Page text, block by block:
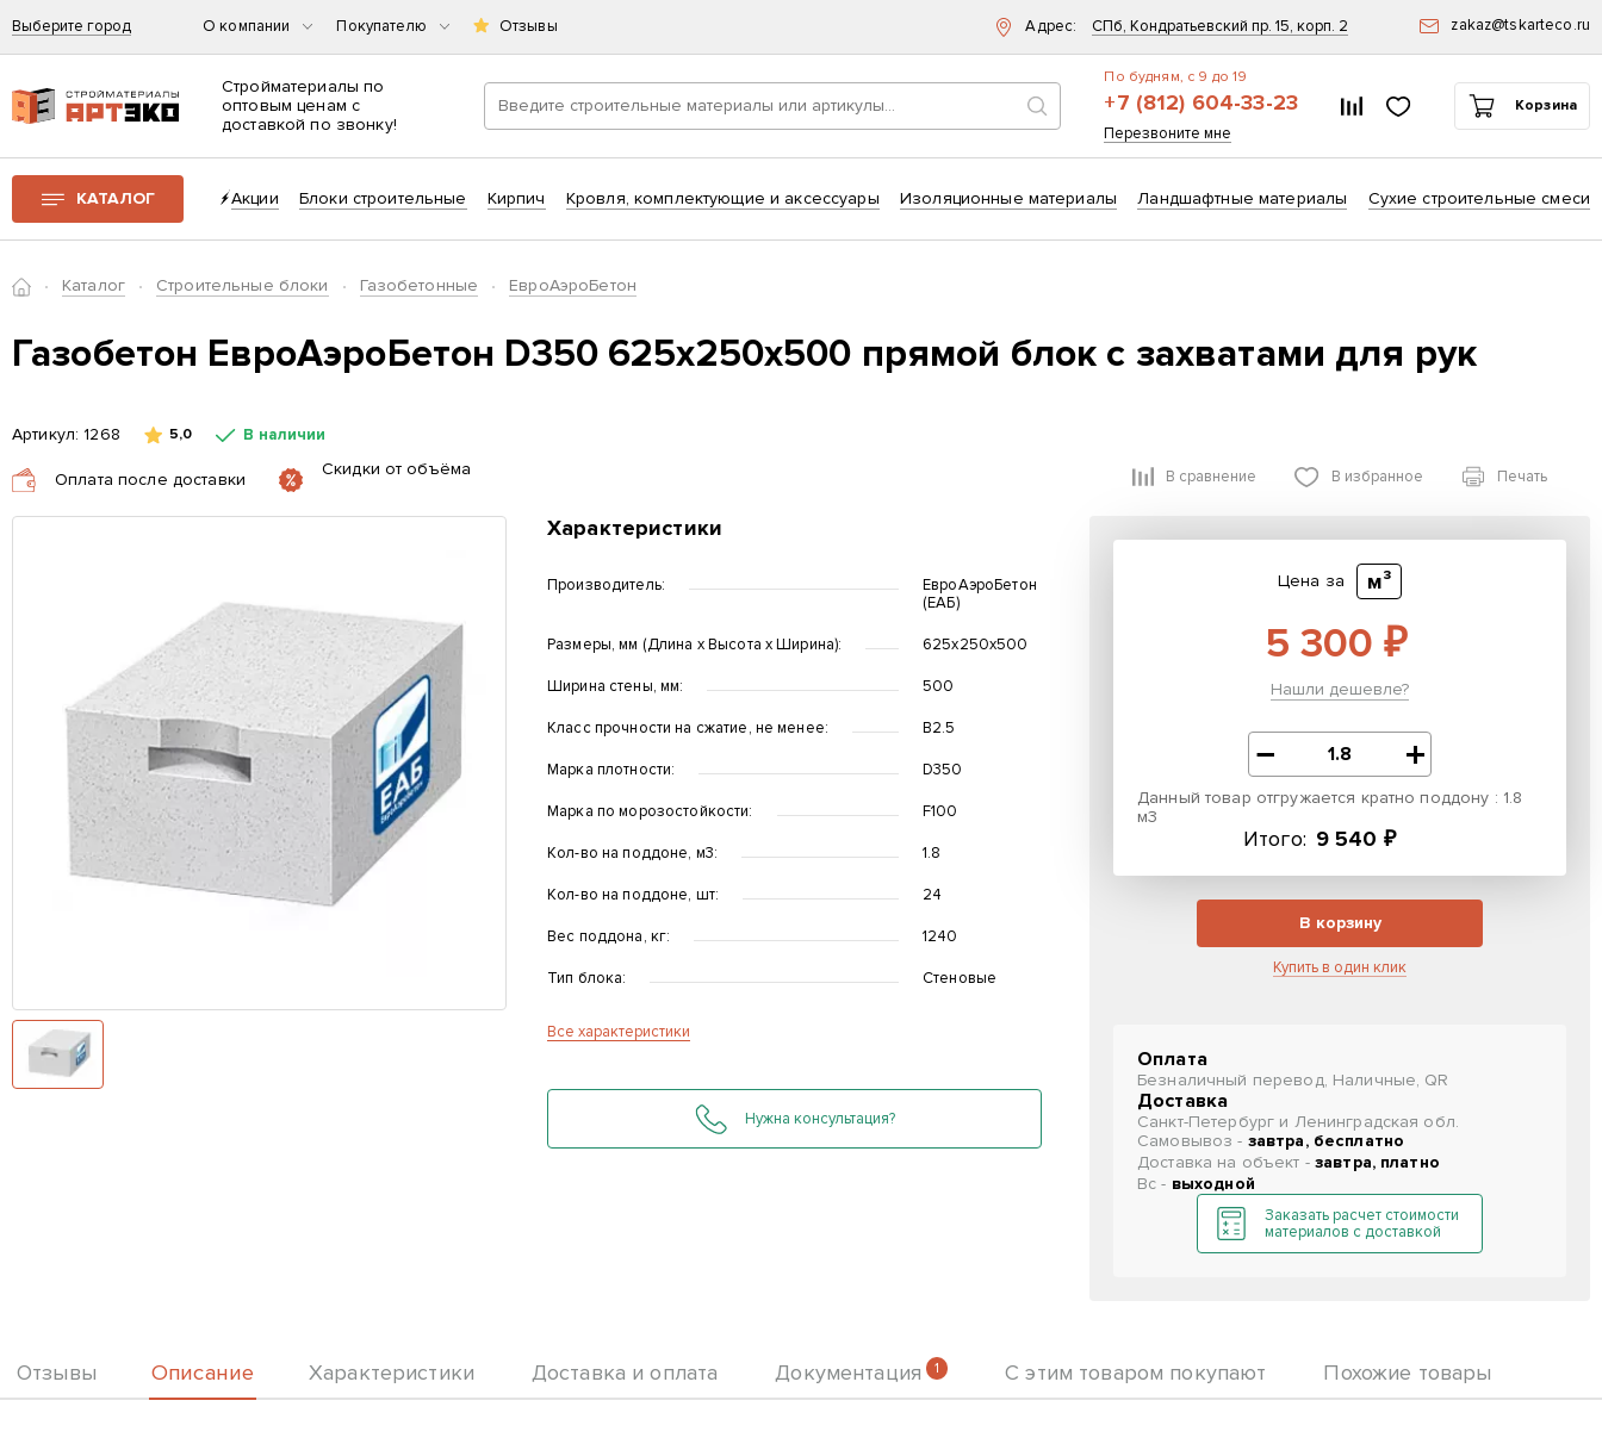
Выберите город О компании Покупателю Отзывы Адрес: СПб, Кондратьевский пр. 15, корп. 2 zakaz@tskarteco.ru
Интернет-магазин строительных материалов «АРТЭКО»
Стройматериалы по
оптовым ценам с
доставкой по звонку!
Поиск
По будням, с 9 до 19
+7 (812) 604-33-23
Перезвоните мне
Список сравнения
Избранное Корзина
КАТАЛОГ Акции Блоки строительные Кирпич Кровля, комплектующие и аксессуары Изоляционные материалы Ландшафтные материалы Сухие строительные смеси
ГлавнаяКаталог Cтроительные блоки Газобетонные ЕвроАэроБетон
Газобетон ЕвроАэроБетон D350 625х250х500 прямой блок с захватами для рук
Артикул:1268 5,0 В наличии
Оплата после доставки
Скидки от объёма
Характеристики
Производитель:
ЕвроАэроБетон
(ЕАБ)
Размеры, мм (Длина x Высота x Ширина): 625х250х500
Ширина стены, мм: 500
Класс прочности на сжатие, не менее: B2.5
Марка плотности: D350
Марка по морозостойкости: F100
Кол-во на поддоне, м3: 1.8
Кол-во на поддоне, шт: 24
Вес поддона, кг: 1240
Тип блока: Стеновые
Все характеристики
Нужна консультация?
В сравнение В избранное Печать
Цена за м³
5 300 ₽
Нашли дешевле?
Данный товар отгружается кратно поддону : 1.8
м3
Итого: 9 540 ₽
В корзину
Купить в один клик
Оплата
Безналичный перевод, Наличные, QR
Доставка
Санкт-Петербург и Ленинградская обл.
Самовывоз - завтра, бесплатно
Доставка на объект - завтра, платно
Вс - выходной
Заказать расчет стоимости
материалов с доставкой
Отзывы Описание Характеристики Доставка и оплата Документация 1 С этим товаром покупают Похожие товары